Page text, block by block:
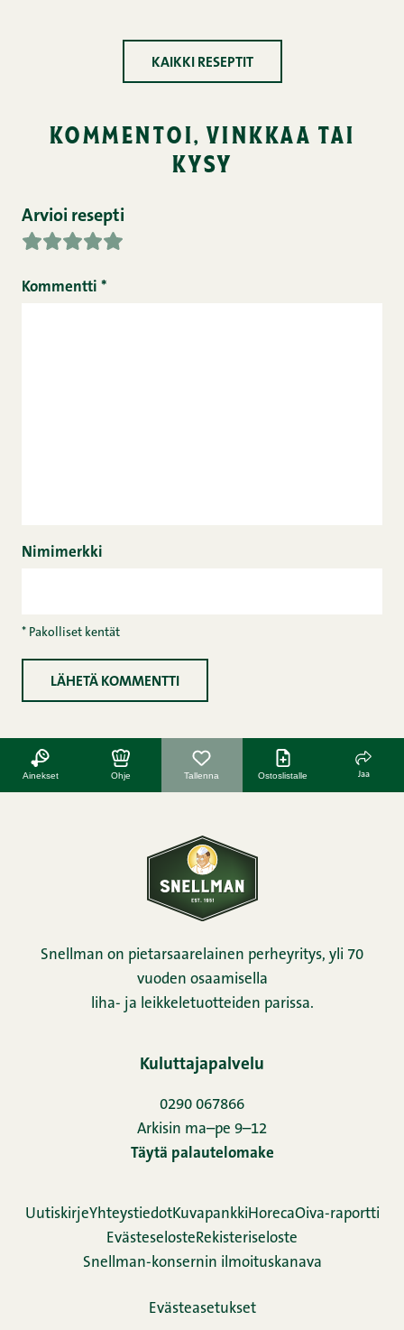
KAIKKI RESEPTIT
kommentoi, vinkkaa tai
kysy
Arvioi resepti
Kommentti *
Nimimerkki
* Pakolliset kentät
Ainekset Ohje Tallenna Ostoslistalle Jaa
Snellman on pietarsaarelainen perheyritys, yli 70
vuoden osaamisella
liha- ja leikkeletuotteiden parissa.
Kuluttajapalvelu
0290 067866
Arkisin ma–pe 9–12
Täytä palautelomake
UutiskirjeYhteystiedotKuvapankki HorecaOiva-raportti
Evästeseloste Rekisteriseloste
Snellman-konsernin ilmoituskanava
Evästeasetukset